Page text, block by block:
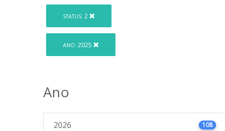
STATUS: 2
ANO: 2025
Ano
2026 108